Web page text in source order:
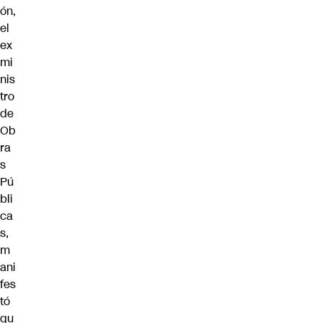
ón,
el
ex
mi
nis
tro
de
Ob
ra
s
Pú
bli
ca
s,
m
ani
fes
tó
qu